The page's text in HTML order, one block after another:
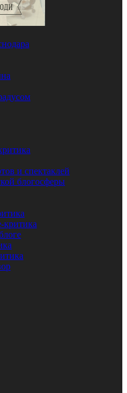
и спектаклей
блогосферы
критика